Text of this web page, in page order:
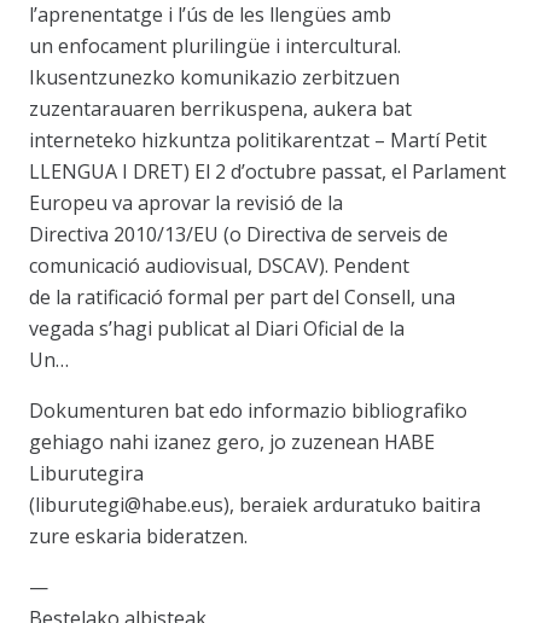
l’aprenentatge i l’ús de les llengües amb
un enfocament plurilingüe i intercultural.
Ikusentzunezko komunikazio zerbitzuen
zuzentarauaren berrikuspena, aukera bat
interneteko hizkuntza politikarentzat – Martí Petit
LLENGUA I DRET) El 2 d’octubre passat, el Parlament
Europeu va aprovar la revisió de la
Directiva 2010/13/EU (o Directiva de serveis de
comunicació audiovisual, DSCAV). Pendent
de la ratificació formal per part del Consell, una
vegada s’hagi publicat al Diari Oficial de la
Un…
Dokumenturen bat edo informazio bibliografiko
gehiago nahi izanez gero, jo zuzenean HABE
Liburutegira
(liburutegi@habe.eus), beraiek arduratuko baitira
zure eskaria bideratzen.
—